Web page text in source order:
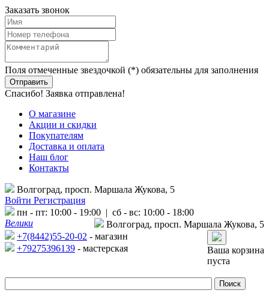
Заказать звонок
Поля отмеченные звездочкой (*) обязательны для заполнения
Спасибо! Заявка отправлена!
О магазине
Акции и скидки
Покупателям
Доставка и оплата
Наш блог
Контакты
Волгоград, просп. Маршала Жукова, 5
Войти Регистрация
пн - пт: 10:00 - 19:00 | сб - вс: 10:00 - 18:00
Велики
Волгоград, просп. Маршала Жукова, 5
+7(8442)55-20-02 - магазин
+79275396139 - мастерская
Ваша корзина
пуста